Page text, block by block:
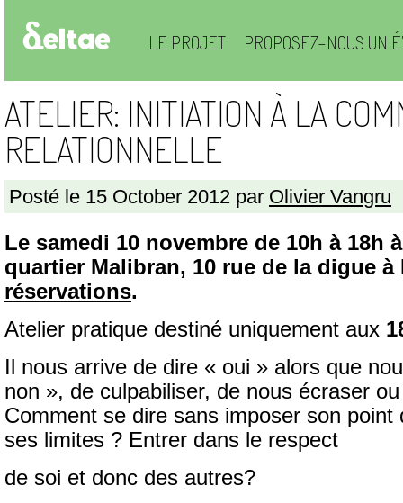
LE PROJET PROPOSEZ-NOUS UN
ATELIER: INITIATION À LA
RELATIONNELLE
Posté le 15 October 2012 par Olivier Vangru
Le samedi 10 novembre de 10h à 18h
quartier Malibran, 10 rue de la digue
réservations.
Atelier pratique destiné uniquement aux
Il nous arrive de dire « oui » alors que
non », de culpabiliser, de nous écraser ou
Comment se dire sans imposer son point
ses limites ? Entrer dans le respect
de soi et donc des autres?